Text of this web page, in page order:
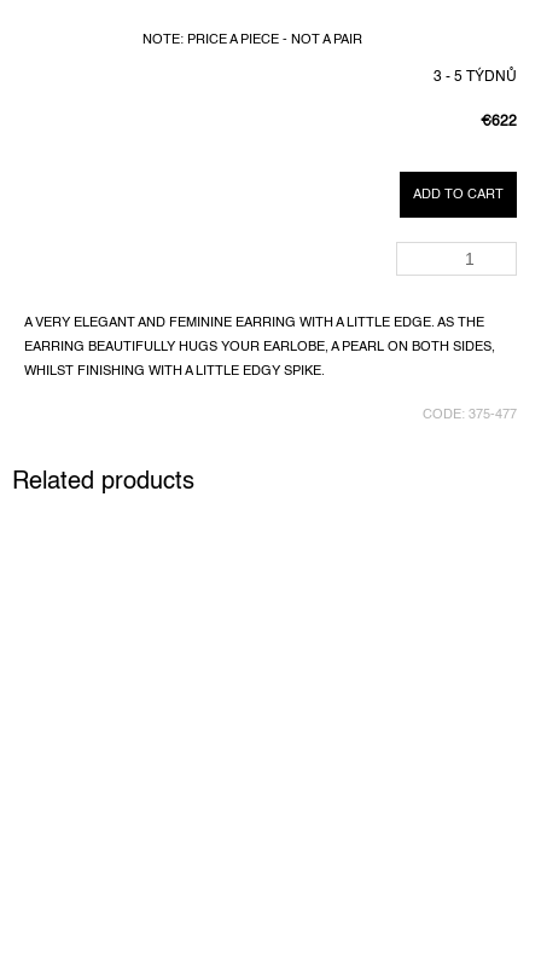
€622
PRICE:
3 - 5 TÝDNŮ
ADD TO CART
NOTE: PRICE A PIECE - NOT A PAIR
A VERY ELEGANT AND FEMININE EARRING WITH A LITTLE EDGE. AS THE
EARRING BEAUTIFULLY HUGS YOUR EARLOBE, A PEARL ON BOTH SIDES,
WHILST FINISHING WITH A LITTLE EDGY SPIKE.
CODE: 375-477
Related products